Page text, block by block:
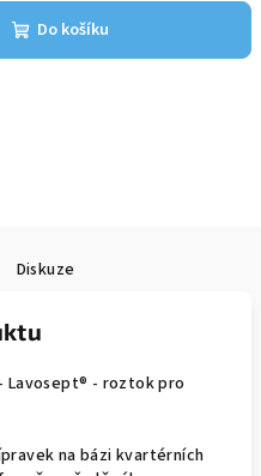
Do košíku
Diskuze
Lavosept® - roztok pro
na bázi kvartérních